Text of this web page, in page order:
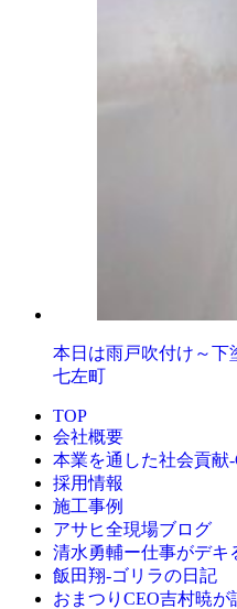
本日は雨戸吹付け～下
七左町
TOP
会社概要
本業を通した社会貢献-
採用情報
施工事例
アサヒ全現場ブログ
清水勇輔ー仕事がデキ
飯田翔-ゴリラの日記
おまつりCEO吉村暁